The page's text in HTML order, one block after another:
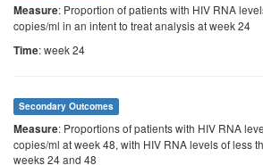
Measure: Proportion of patients with HIV RNA
copies/ml in an intent to treat analysis at week 24
Time: week 24
Secondary Outcomes
Measure: Proportions of patients with HIV RNA
copies/ml at week 48, with HIV RNA levels of less
weeks 24 and 48